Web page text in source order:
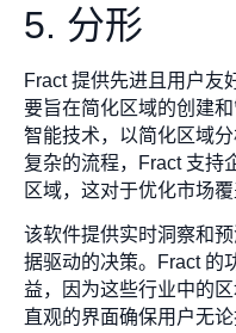
5. 分形
Fract 提供先进且用户友
要旨在简化区域的创建
智能技术，以简化区域
复杂的流程，Fract 支持
区域，这对于优化市场
该软件提供实时洞察和
据驱动的决策。Fract 的
益，因为这些行业中的
直观的界面确保用户无